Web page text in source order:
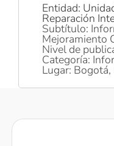
Entidad:
Reparación
Subtítulo:
Mejoramiento
Nivel de
Categoría:
Lugar: Bogotá,